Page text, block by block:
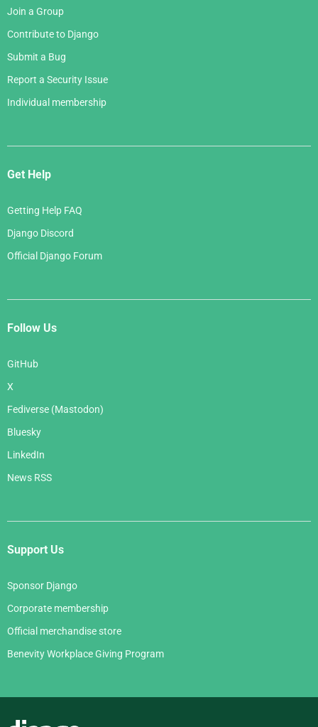
Join a Group
Contribute to Django
Submit a Bug
Report a Security Issue
Individual membership
Get Help
Getting Help FAQ
Django Discord
Official Django Forum
Follow Us
GitHub
X
Fediverse (Mastodon)
Bluesky
LinkedIn
News RSS
Support Us
Sponsor Django
Corporate membership
Official merchandise store
Benevity Workplace Giving Program